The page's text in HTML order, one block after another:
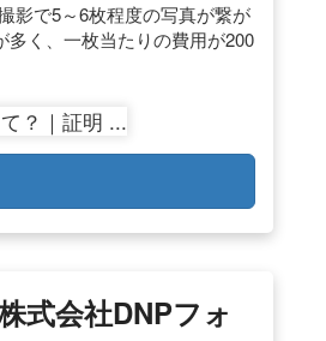
影で5～6枚程度の写真が繋が
く、一枚当たりの費用が200
式会社DNPフォ